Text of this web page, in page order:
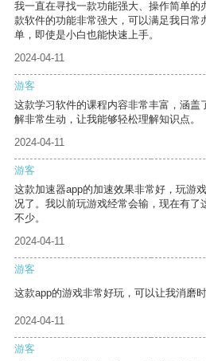
我一直在寻找一款功能强大、操作简单的
款软件的功能非常强大，可以满足我日常
单，即使是小白也能快速上手。
2024-04-11
游客
这款学习软件的课程内容非常丰富，涵盖
解非常生动，让我能够轻松理解知识点。
2024-04-11
游客
这款加速器app的加速效果非常好，玩游
况了。我以前玩游戏经常会输，现在有了
不少。
2024-04-11
游客
这款app的游戏非常好玩，可以让我消磨时
2024-04-11
游客